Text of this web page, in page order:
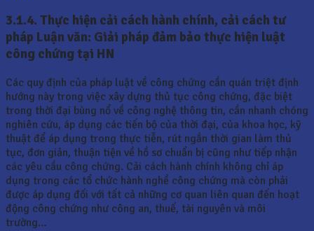
3.1.4. Thực hiện cải cách hành chính, cải cách tư
pháp Luận văn: Giải pháp đảm bảo thực hiện luật
công chứng tại HN
Các quy định của pháp luật về công chứng cần quán triệt định
hướng này trong việc xây dựng thủ tục công chứng, đặc biệt
trong thời đại bùng nổ về công nghệ thông tin, cần nhanh chóng
nghiên cứu, áp dụng các tiến bộ của thời đại, của khoa học, kỹ
thuật để áp dụng trong thực tiễn, rút ngắn thời gian làm thủ
tục, đơn giản, thuận tiện về hồ sơ chuẩn bị cũng như tiếp nhận
các yêu cầu công chứng. Cải cách hành chính không chỉ áp
dụng trong các tổ chức hành nghề công chứng mà còn phải
được áp dụng đối với tất cả những cơ quan liên quan đến hoạt
động công chứng như công an, thuế, tài nguyên và môi
trường…